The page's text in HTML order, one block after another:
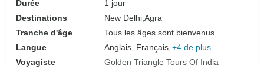
Durée
1 jour
Destinations
New Delhi,Agra
Tranche d'âge
Tous les âges sont bienvenus
Langue
Anglais, Français, +4 de plus
Voyagiste
Golden Triangle Tours Of India